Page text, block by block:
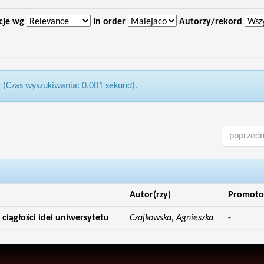
wg In order Autorzy/rekord
wyszukiwania: 0.001 sekund).
Autor(rzy)
ciągłości idei uniwersytetu Czajkowska, Agnieszka -